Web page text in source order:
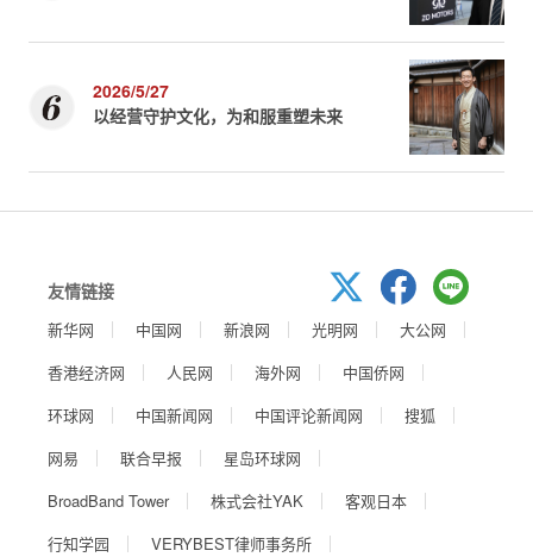
2026/5/27
以经营守护文化，为和服重塑未来
友情链接
新华网 中国网 新浪网 光明网
大公网
香港经济网
人民网 海外网
中国侨网
环球网
中国新闻网 中国评论新闻网
搜狐
网易
联合早报
星岛环球网
BroadBand Tower
株式会社YAK
客观日本
行知学园
VERYBEST律师事务所